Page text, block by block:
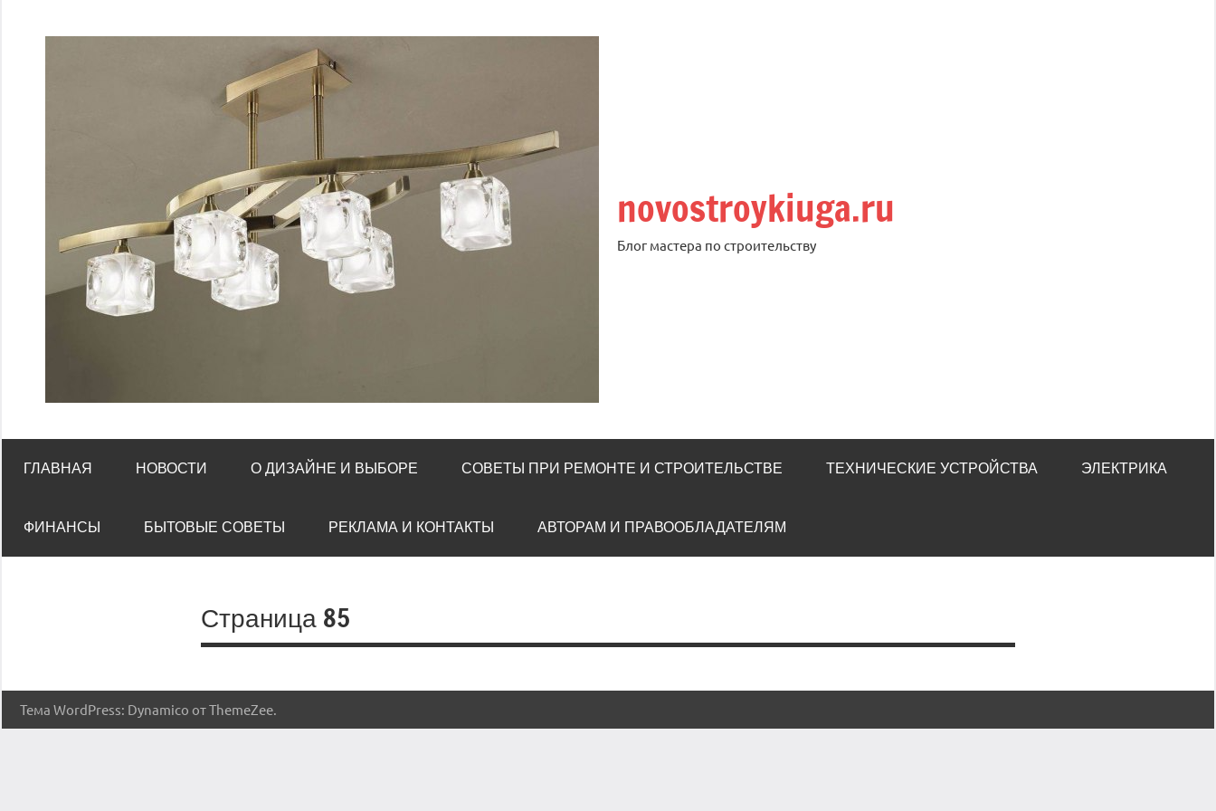
novostroykiuga.ru
Блог мастера по строительству
ГЛАВНАЯ НОВОСТИ О ДИЗАЙНЕ И ВЫБОРЕ СОВЕТЫ ПРИ РЕМОНТЕ И СТРОИТЕЛЬСТВЕ ТЕХНИЧЕСКИЕ УСТРОЙСТВА ЭЛЕКТРИКА
ФИНАНСЫ БЫТОВЫЕ СОВЕТЫ РЕКЛАМА И КОНТАКТЫ АВТОРАМ И ПРАВООБЛАДАТЕЛЯМ
Страница 85
Тема WordPress: Dynamico от ThemeZee.